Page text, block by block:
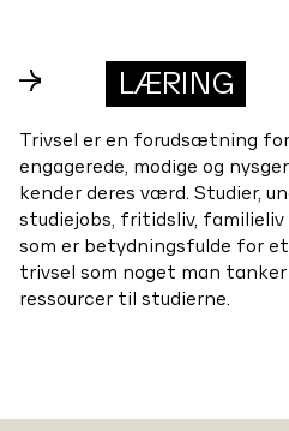
→ LÆRING
Trivsel er en forudsætning
engagerede, modige og
kender deres værd. Studier,
studiejobs, fritidsliv, familieliv
som er betydningsfulde for
trivsel som noget man
ressourcer til studierne.